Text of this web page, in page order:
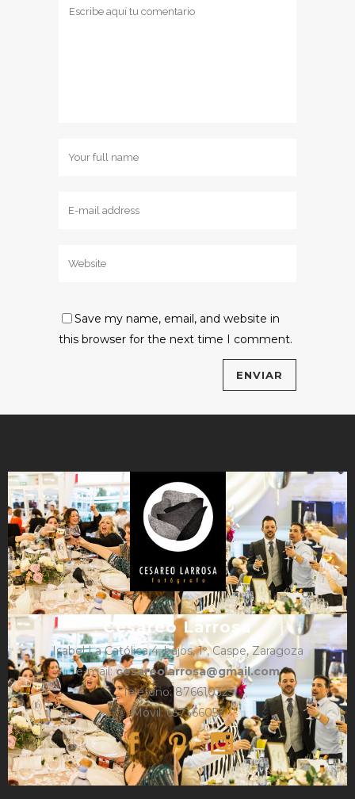
Save my name, email, and website in
this browser for the next time I comment.
Cesareo Larrosa
Isabel La Católica 4, bajos, 1º, Caspe, Zaragoza
e-mail:cesareolarrosa@gmail.com
Teléfono: 876610325
Móvil: 657366052